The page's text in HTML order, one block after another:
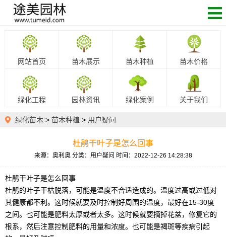
网站首页 苗木展示 苗木种植 苗木价格
绿化工程 园林资讯 绿化案例 关于我们
绿化苗木 > 苗木种植 > 用户疑问
杜鹃干叶子是怎么回事
来源：奥利奥 分类：用户疑问 时间：2022-12-26 14:28:38
杜鹃干叶子是怎么回事
杜鹃的叶子干枯脱落，可能是温度不合适造成的。温度过高或过低对
其健康都不利。这时候就要及时控制好周围的温度，最好在15-30度
之间。也可能是肥料太厚或者太多。这时候就要摘掉花盆，修复它的
根系，然后注意控制肥料的用量和浓度。也可能是褐斑等疾病引起